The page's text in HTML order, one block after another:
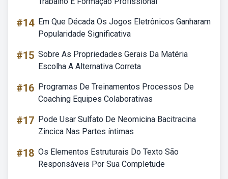
#14 Em Que Década Os Jogos Eletrônicos Ganharam
Popularidade Significativa
#15 Sobre As Propriedades Gerais Da Matéria
Escolha A Alternativa Correta
#16 Programas De Treinamentos Processos De
Coaching Equipes Colaborativas
#17 Pode Usar Sulfato De Neomicina Bacitracina
Zincica Nas Partes íntimas
#18 Os Elementos Estruturais Do Texto São
Responsáveis Por Sua Completude